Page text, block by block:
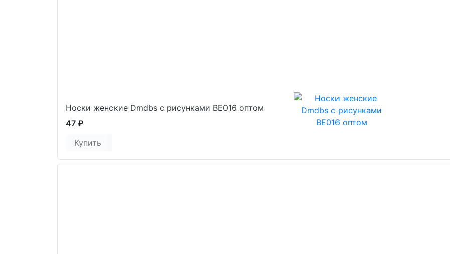
Носки женские Dmdbs с рисунками ВЕ016 оптом
47 ₽
Купить